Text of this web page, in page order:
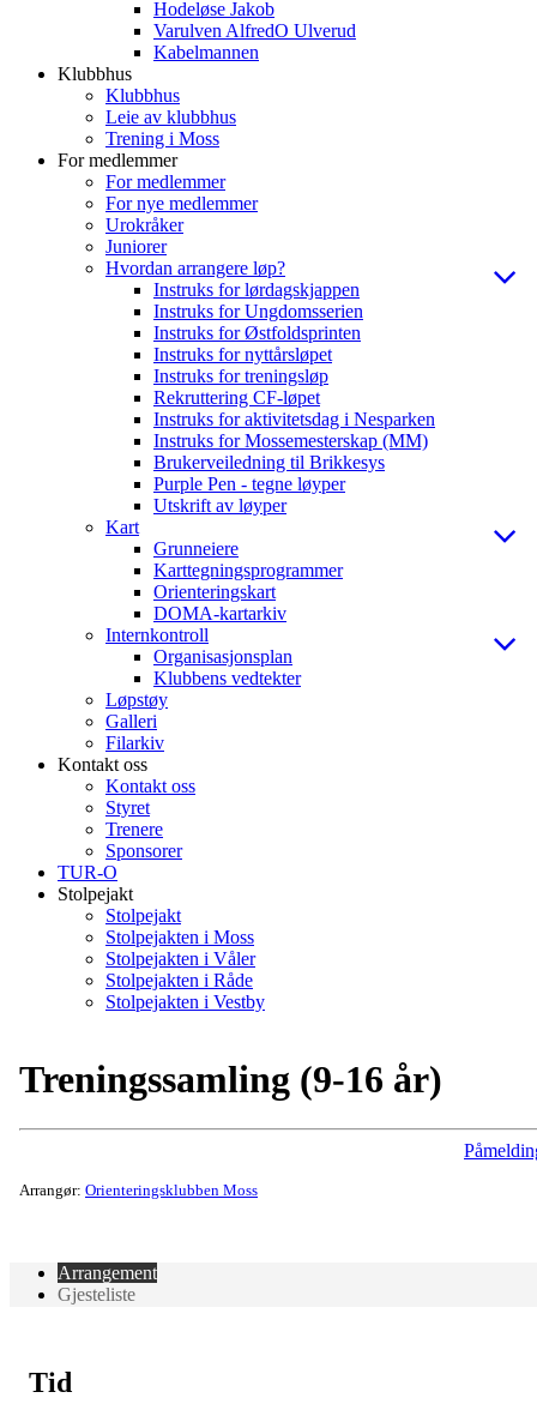
Hodeløse Jakob
Varulven AlfredO Ulverud
Kabelmannen
Klubbhus
Klubbhus
Leie av klubbhus
Trening i Moss
For medlemmer
For medlemmer
For nye medlemmer
Urokråker
Juniorer
Hvordan arrangere løp?
Instruks for lørdagskjappen
Instruks for Ungdomsserien
Instruks for Østfoldsprinten
Instruks for nyttårsløpet
Instruks for treningsløp
Rekruttering CF-løpet
Instruks for aktivitetsdag i Nesparken
Instruks for Mossemesterskap (MM)
Brukerveiledning til Brikkesys
Purple Pen - tegne løyper
Utskrift av løyper
Kart
Grunneiere
Karttegningsprogrammer
Orienteringskart
DOMA-kartarkiv
Internkontroll
Organisasjonsplan
Klubbens vedtekter
Løpstøy
Galleri
Filarkiv
Kontakt oss
Kontakt oss
Styret
Trenere
Sponsorer
TUR-O
Stolpejakt
Stolpejakt
Stolpejakten i Moss
Stolpejakten i Våler
Stolpejakten i Råde
Stolpejakten i Vestby
Treningssamling (9-16 år)
Arrangør: Orienteringsklubben Moss
Arrangement
Gjesteliste
Tid